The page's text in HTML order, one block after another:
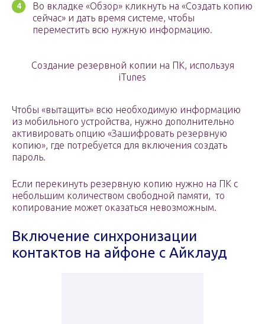
Во вкладке «Обзор» кликнуть на «Создать копию
сейчас» и дать время системе, чтобы
переместить всю нужную информацию.
Создание резервной копии на ПК, используя
iTunes
Чтобы «вытащить» всю необходимую информацию
из мобильного устройства, нужно дополнительно
активировать опцию «Зашифровать резервную
копию», где потребуется для включения создать
пароль.
Если перекинуть резервную копию нужно на ПК с
небольшим количеством свободной памяти, то
копирование может оказаться невозможным.
Включение синхронизации
контактов на айфоне с Айклауд